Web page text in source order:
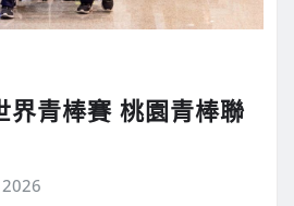
界青棒賽 桃園青棒聯